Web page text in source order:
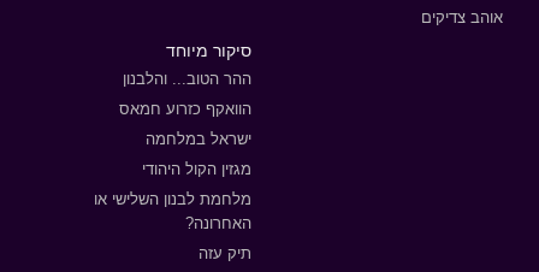
אוהב צדיקים
סיקור מיוחד
ההר הטוב... והלבנון
הוואקף כזרוע חמאס
ישראל במלחמה
מגזין הקול היהודי
מלחמת לבנון השלישי או
האחרונה?
תיק עזה